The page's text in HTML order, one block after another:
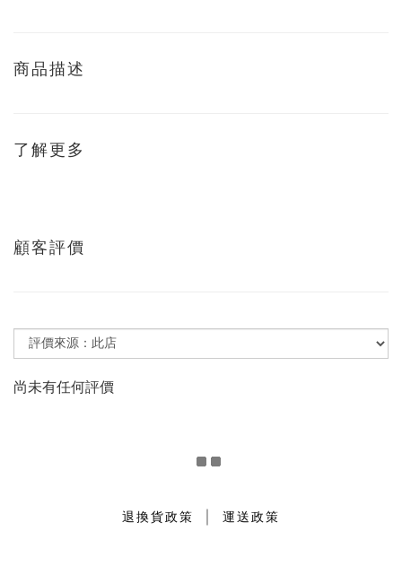
商品描述
了解更多
顧客評價
尚未有任何評價
退換貨政策 ｜ 運送政策